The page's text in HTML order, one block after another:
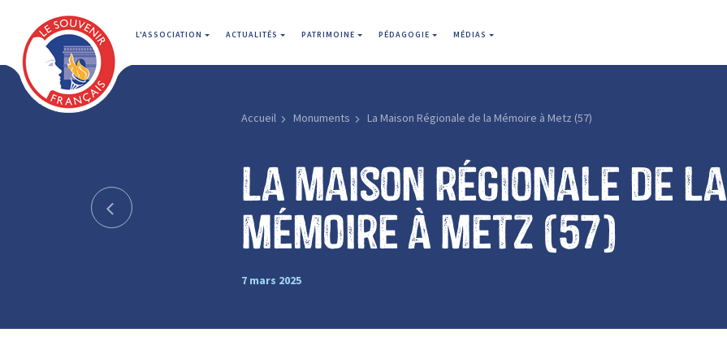
L'ASSOCIATION ACTUALITÉS PATRIMOINE PÉDAGOGIE MÉDIAS
Accueil Monuments La Maison Régionale de la Mémoire à Metz (57)
La Maison Régionale de la
Mémoire à Metz (57)
7 mars 2025